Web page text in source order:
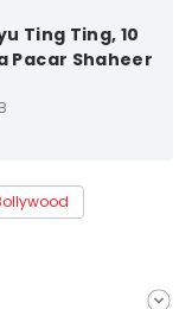
Ting Ting, 10
Pacar Shaheer